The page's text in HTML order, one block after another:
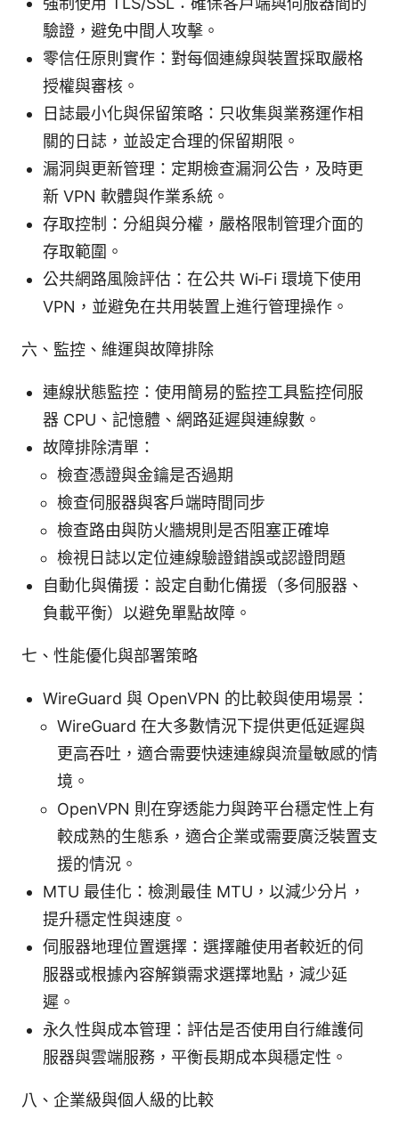
驗證，避免中間人攻擊。
零信任原則實作：對每個連線與裝置採取嚴格
授權與審核。
日誌最小化與保留策略：只收集與業務運作相
關的日誌，並設定合理的保留期限。
漏洞與更新管理：定期檢查漏洞公告，及時更
新 VPN 軟體與作業系統。
存取控制：分組與分權，嚴格限制管理介面的
存取範圍。
公共網路風險評估：在公共 Wi‑Fi 環境下使用
VPN，並避免在共用裝置上進行管理操作。
六、監控、維運與故障排除
連線狀態監控：使用簡易的監控工具監控伺服
器 CPU、記憶體、網路延遲與連線數。
故障排除清單：
檢查憑證與金鑰是否過期
檢查伺服器與客戶端時間同步
檢查路由與防火牆規則是否阻塞正確埠
檢視日誌以定位連線驗證錯誤或認證問題
自動化與備援：設定自動化備援（多伺服器、
負載平衡）以避免單點故障。
七、性能優化與部署策略
WireGuard 與 OpenVPN 的比較與使用場景：
WireGuard 在大多數情況下提供更低延遲與
更高吞吐，適合需要快速連線與流量敏感的情
境。
OpenVPN 則在穿透能力與跨平台穩定性上有
較成熟的生態系，適合企業或需要廣泛裝置支
援的情況。
MTU 最佳化：檢測最佳 MTU，以減少分片，
提升穩定性與速度。
伺服器地理位置選擇：選擇離使用者較近的伺
服器或根據內容解鎖需求選擇地點，減少延
遲。
永久性與成本管理：評估是否使用自行維護伺
服器與雲端服務，平衡長期成本與穩定性。
八、企業級與個人級的比較